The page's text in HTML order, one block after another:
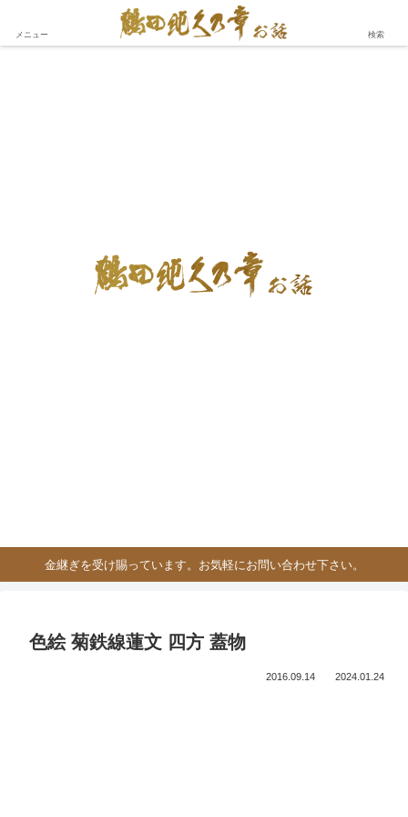
金継ぎを受け賜っています。お気軽にお問い合わせ下さい。
色絵 菊鉄線蓮文 四方 蓋物
2016.09.14 2024.01.24
メニュー 検索